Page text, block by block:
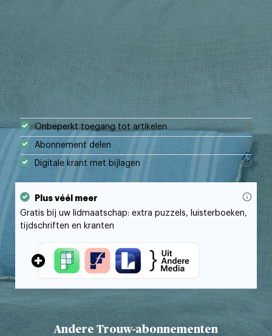
Onbeperkt toegang tot artikelen
Abonnement delen
Digitale krant met bijlagen
Plus véél meer
Gratis bij uw lidmaatschap: extra puzzels, luisterboeken,
tijdschriften en kranten
Andere Trouw-abonnementen